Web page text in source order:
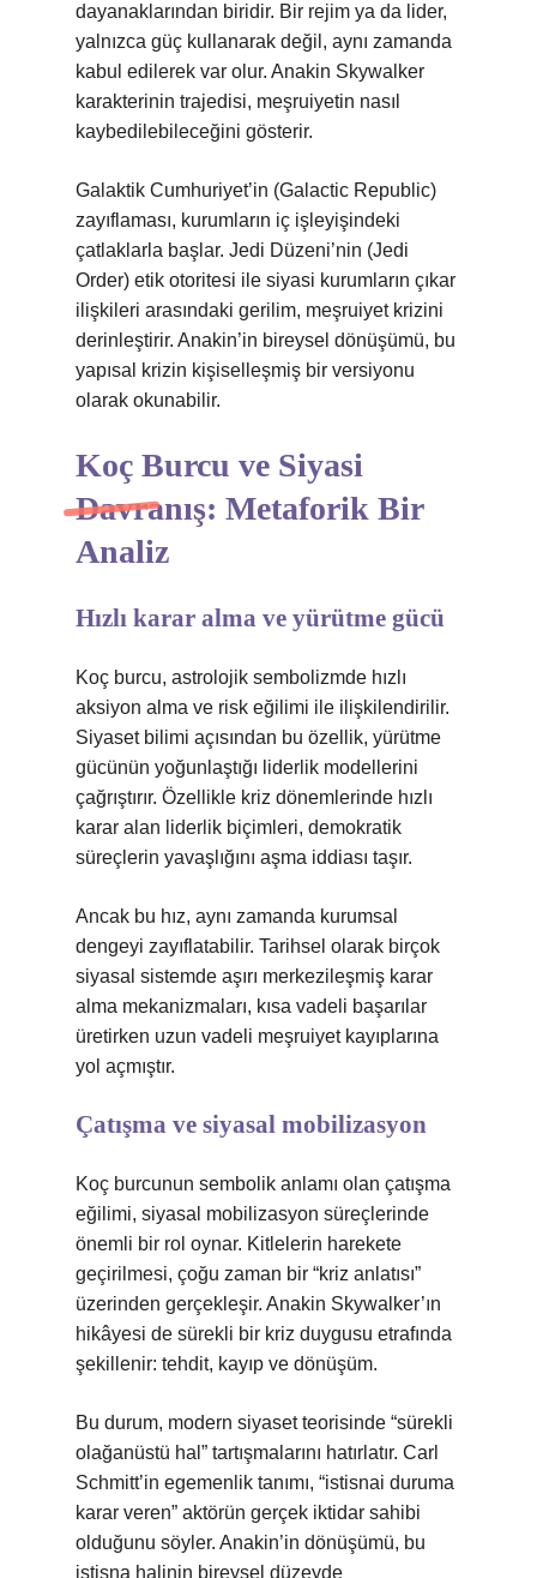
dayanaklarından biridir. Bir rejim ya da lider,
yalnızca güç kullanarak değil, aynı zamanda
kabul edilerek var olur. Anakin Skywalker
karakterinin trajedisi, meşruiyetin nasıl
kaybedilebileceğini gösterir.
Galaktik Cumhuriyet’in (Galactic Republic)
zayıflaması, kurumların iç işleyişindeki
çatlaklarla başlar. Jedi Düzeni’nin (Jedi
Order) etik otoritesi ile siyasi kurumların çıkar
ilişkileri arasındaki gerilim, meşruiyet krizini
derinleştirir. Anakin’in bireysel dönüşümü, bu
yapısal krizin kişiselleşmiş bir versiyonu
olarak okunabilir.
Koç Burcu ve Siyasi
Davranış: Metaforik Bir
Analiz
Hızlı karar alma ve yürütme gücü
Koç burcu, astrolojik sembolizmde hızlı
aksiyon alma ve risk eğilimi ile ilişkilendirilir.
Siyaset bilimi açısından bu özellik, yürütme
gücünün yoğunlaştığı liderlik modellerini
çağrıştırır. Özellikle kriz dönemlerinde hızlı
karar alan liderlik biçimleri, demokratik
süreçlerin yavaşlığını aşma iddiası taşır.
Ancak bu hız, aynı zamanda kurumsal
dengeyi zayıflatabilir. Tarihsel olarak birçok
siyasal sistemde aşırı merkezileşmiş karar
alma mekanizmaları, kısa vadeli başarılar
üretirken uzun vadeli meşruiyet kayıplarına
yol açmıştır.
Çatışma ve siyasal mobilizasyon
Koç burcunun sembolik anlamı olan çatışma
eğilimi, siyasal mobilizasyon süreçlerinde
önemli bir rol oynar. Kitlelerin harekete
geçirilmesi, çoğu zaman bir “kriz anlatısı”
üzerinden gerçekleşir. Anakin Skywalker’ın
hikâyesi de sürekli bir kriz duygusu etrafında
şekillenir: tehdit, kayıp ve dönüşüm.
Bu durum, modern siyaset teorisinde “sürekli
olağanüstü hal” tartışmalarını hatırlatır. Carl
Schmitt’in egemenlik tanımı, “istisnai duruma
karar veren” aktörün gerçek iktidar sahibi
olduğunu söyler. Anakin’in dönüşümü, bu
istisna halinin bireysel düzeyde